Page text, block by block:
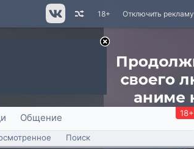
Отключить рекламу
18+
Общение 18+
Поиск